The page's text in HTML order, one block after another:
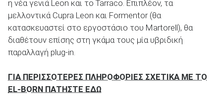
ΑΝΑΖΗΤΗΣΗ
Επιχειρήσεις
η νέα γενιά Leon και το Tarraco. Επιπλέον, τα
μελλοντικά Cupra Leon και Formentor (θα
κατασκευαστεί στο εργοστάσιο του Martorell), θα
διαθέτουν επίσης στη γκάμα τους μία υβριδική
παραλλαγή plug-in.
ΓΙΑ ΠΕΡΙΣΣΟΤΕΡΕΣ ΠΛΗΡΟΦΟΡΙΕΣ ΣΧΕΤΙΚΑ ΜΕ ΤΟ
EL-BORN ΠΑΤΗΣΤΕ ΕΔΩ